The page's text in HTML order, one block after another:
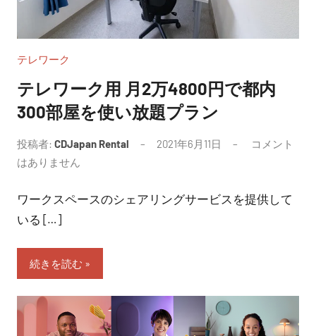
テレワーク
テレワーク用 月2万4800円で都内
300部屋を使い放題プラン
投稿者: CDJapan Rental 2021年6月11日
コメント
はありません
ワークスペースのシェアリングサービスを提供して
いる […]
続きを読む